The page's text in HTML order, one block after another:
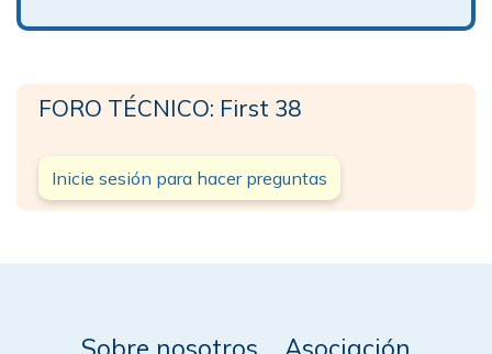
FORO TÉCNICO: First 38
Inicie sesión para hacer preguntas